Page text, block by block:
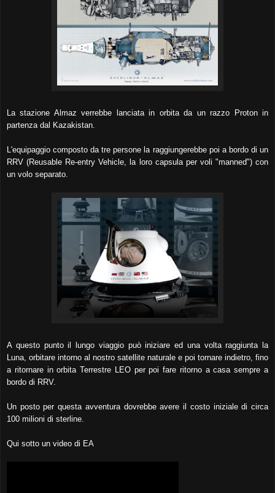
La stazione Almaz verrebbe lanciata in orbita da un razzo Proton in
partenza dal Kazakistan.
L'equipaggio composto da tre persone la raggiungerebbe poi a bordo di un
RRV (Reusable Re-entry Vehicle, la loro capsula per voli "manned") con
un volo separato.
A questo punto il lungo viaggio può iniziare ed una volta raggiunta la
Luna, orbitare intorno al nostro satellite naturale e poi tornare indietro, fino
a ritornare in orbita Terrestre LEO per poi fare ritorno a casa sempre a
bordo di RRV.
Un posto per questa avventura dovrebbe avere il costo iniziale di circa
100 milioni di sterline.
Qui sotto un video di EA